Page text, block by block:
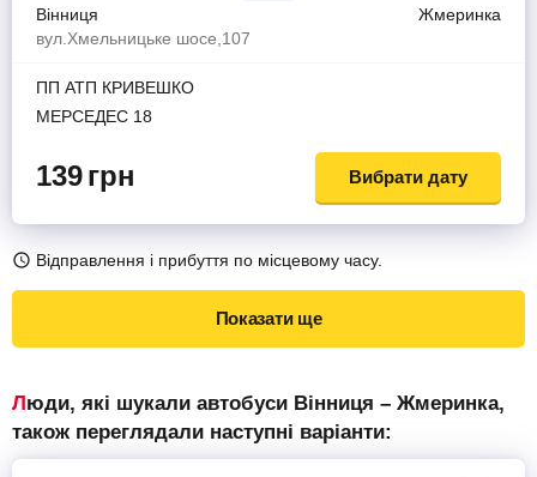
Вінниця
Жмеринка
вул.Хмельницьке шосе,107
ПП АТП КРИВЕШКО
МЕРСЕДЕС 18
139грн Вибрати дату
Відправлення і прибуття по місцевому часу.
Показати ще
Люди, які шукали автобуси Вінниця – Жмеринка,
також переглядали наступні варіанти: